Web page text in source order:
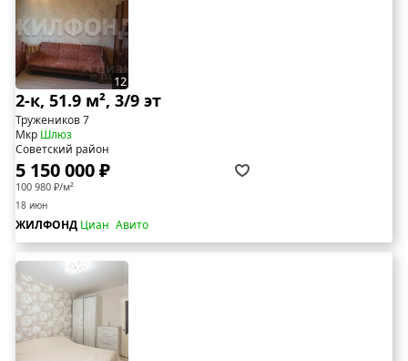
12
2-к, 51.9 м², 3/9 эт
Тружеников 7
Мкр Шлюз
Советский район
5 150 000 ₽
100 980 ₽/м²
18 июн
ЖИЛФОНД Циан Авито